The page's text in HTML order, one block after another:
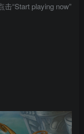
“Start playing now”